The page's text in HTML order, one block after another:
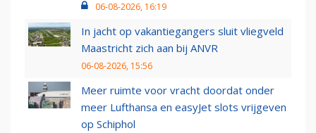
06-08-2026, 16:19
In jacht op vakantiegangers sluit vliegveld
Maastricht zich aan bij ANVR
06-08-2026, 15:56
Meer ruimte voor vracht doordat onder
meer Lufthansa en easyJet slots vrijgeven
op Schiphol